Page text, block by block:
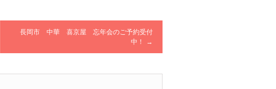
長岡市 中華 喜京屋 忘年会のご予約受付
中！
→